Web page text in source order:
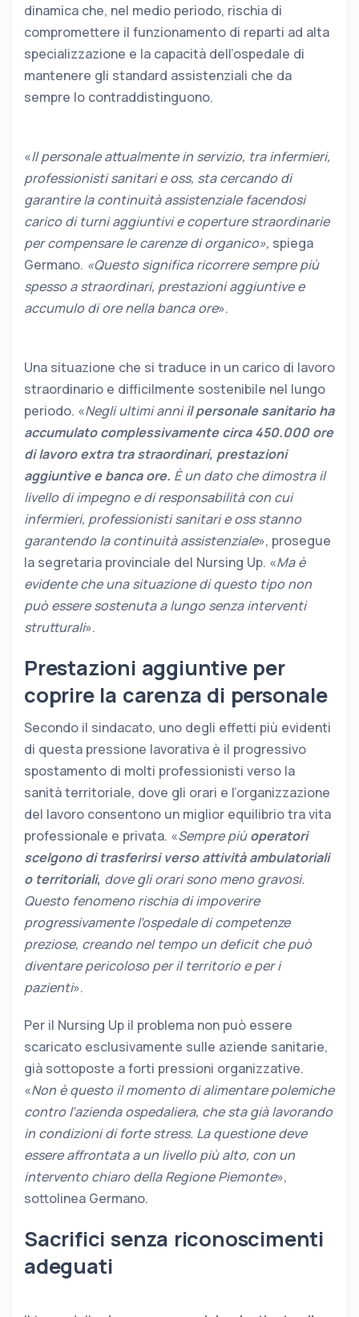
dinamica che, nel medio periodo, rischia di
compromettere il funzionamento di reparti ad alta
specializzazione e la capacità dell’ospedale di
mantenere gli standard assistenziali che da
sempre lo contraddistinguono.
«Il personale attualmente in servizio, tra infermieri,
professionisti sanitari e oss, sta cercando di
garantire la continuità assistenziale facendosi
carico di turni aggiuntivi e coperture straordinarie
per compensare le carenze di organico», spiega
Germano. «Questo significa ricorrere sempre più
spesso a straordinari, prestazioni aggiuntive e
accumulo di ore nella banca ore».
Una situazione che si traduce in un carico di lavoro
straordinario e difficilmente sostenibile nel lungo
periodo. «Negli ultimi anniil personale sanitario ha
accumulato complessivamente circa 450.000 ore
di lavoro extra tra straordinari, prestazioni
aggiuntive e banca ore. È un dato che dimostra il
livello di impegno e di responsabilità con cui
infermieri, professionisti sanitari e oss stanno
garantendo la continuità assistenziale», prosegue
la segretaria provinciale del Nursing Up. «Ma è
evidente che una situazione di questo tipo non
può essere sostenuta a lungo senza interventi
strutturali».
Prestazioni aggiuntive per
coprire la carenza di personale
Secondo il sindacato, uno degli effetti più evidenti
di questa pressione lavorativa è il progressivo
spostamento di molti professionisti verso la
sanità territoriale, dove gli orari e l’organizzazione
del lavoro consentono un miglior equilibrio tra vita
professionale e privata. «Sempre piùoperatori
scelgono di trasferirsi verso attività ambulatoriali
o territoriali, dove gli orari sono meno gravosi.
Questo fenomeno rischia di impoverire
progressivamente l’ospedale di competenze
preziose, creando nel tempo un deficit che può
diventare pericoloso per il territorio e per i
pazienti».
Per il Nursing Up il problema non può essere
scaricato esclusivamente sulle aziende sanitarie,
già sottoposte a forti pressioni organizzative.
«Non è questo il momento di alimentare polemiche
contro l’azienda ospedaliera, che sta già lavorando
in condizioni di forte stress. La questione deve
essere affrontata a un livello più alto, con un
intervento chiaro della Regione Piemonte»,
sottolinea Germano.
Sacrifici senza riconoscimenti
adeguati